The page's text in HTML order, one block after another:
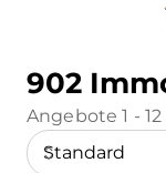
902
Angebote 1 -